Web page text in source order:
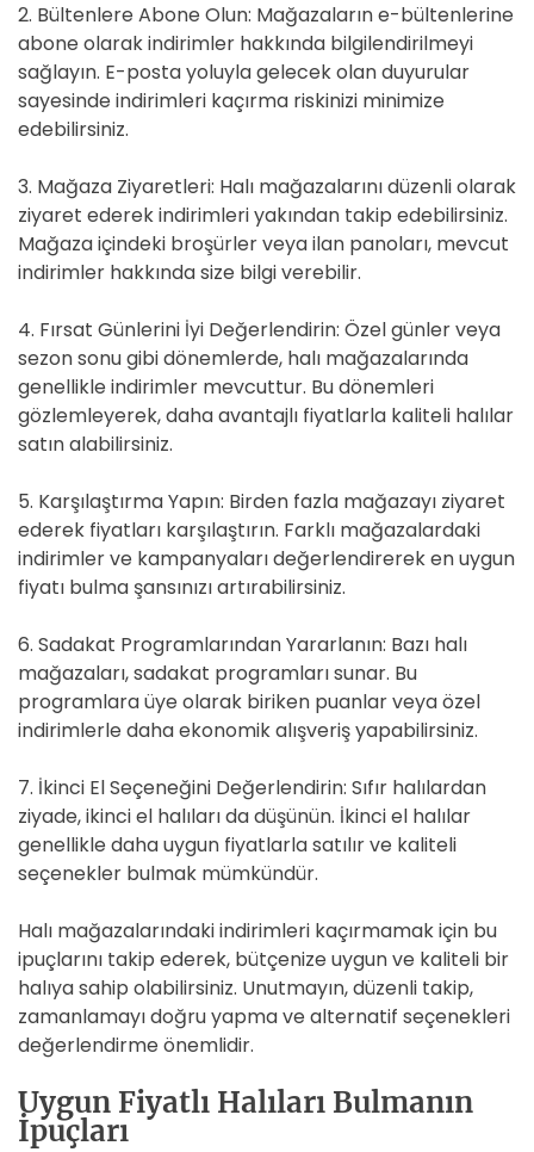
2. Bültenlere Abone Olun: Mağazaların e-bültenlerine
abone olarak indirimler hakkında bilgilendirilmeyi
sağlayın. E-posta yoluyla gelecek olan duyurular
sayesinde indirimleri kaçırma riskinizi minimize
edebilirsiniz.
3. Mağaza Ziyaretleri: Halı mağazalarını düzenli olarak
ziyaret ederek indirimleri yakından takip edebilirsiniz.
Mağaza içindeki broşürler veya ilan panoları, mevcut
indirimler hakkında size bilgi verebilir.
4. Fırsat Günlerini İyi Değerlendirin: Özel günler veya
sezon sonu gibi dönemlerde, halı mağazalarında
genellikle indirimler mevcuttur. Bu dönemleri
gözlemleyerek, daha avantajlı fiyatlarla kaliteli halılar
satın alabilirsiniz.
5. Karşılaştırma Yapın: Birden fazla mağazayı ziyaret
ederek fiyatları karşılaştırın. Farklı mağazalardaki
indirimler ve kampanyaları değerlendirerek en uygun
fiyatı bulma şansınızı artırabilirsiniz.
6. Sadakat Programlarından Yararlanın: Bazı halı
mağazaları, sadakat programları sunar. Bu
programlara üye olarak biriken puanlar veya özel
indirimlerle daha ekonomik alışveriş yapabilirsiniz.
7. İkinci El Seçeneğini Değerlendirin: Sıfır halılardan
ziyade, ikinci el halıları da düşünün. İkinci el halılar
genellikle daha uygun fiyatlarla satılır ve kaliteli
seçenekler bulmak mümkündür.
Halı mağazalarındaki indirimleri kaçırmamak için bu
ipuçlarını takip ederek, bütçenize uygun ve kaliteli bir
halıya sahip olabilirsiniz. Unutmayın, düzenli takip,
zamanlamayı doğru yapma ve alternatif seçenekleri
değerlendirme önemlidir.
Uygun Fiyatlı Halıları Bulmanın
İpuçları